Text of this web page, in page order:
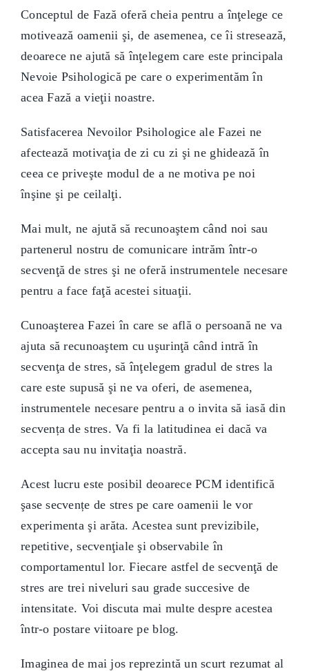
Conceptul de Fază oferă cheia pentru a înţelege ce
motivează oamenii şi, de asemenea, ce îi stresează,
deoarece ne ajută să înţelegem care este principala
Nevoie Psihologică pe care o experimentăm în
acea Fază a vieţii noastre.
Satisfacerea Nevoilor Psihologice ale Fazei ne
afectează motivaţia de zi cu zi şi ne ghidează în
ceea ce priveşte modul de a ne motiva pe noi
înşine şi pe ceilalţi.
Mai mult, ne ajută să recunoaştem când noi sau
partenerul nostru de comunicare intrăm într-o
secvenţă de stres şi ne oferă instrumentele necesare
pentru a face faţă acestei situaţii.
Cunoaşterea Fazei în care se află o persoană ne va
ajuta să recunoaştem cu uşurinţă când intră în
secvenţa de stres, să înţelegem gradul de stres la
care este supusă şi ne va oferi, de asemenea,
instrumentele necesare pentru a o invita să iasă din
secvența de stres. Va fi la latitudinea ei dacă va
accepta sau nu invitaţia noastră.
Acest lucru este posibil deoarece PCM identifică
şase secvențe de stres pe care oamenii le vor
experimenta şi arăta. Acestea sunt previzibile,
repetitive, secvenţiale şi observabile în
comportamentul lor. Fiecare astfel de secvenţă de
stres are trei niveluri sau grade succesive de
intensitate. Voi discuta mai multe despre acestea
într-o postare viitoare pe blog.
Imaginea de mai jos reprezintă un scurt rezumat al